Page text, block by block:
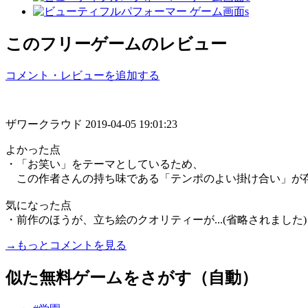
このフリーゲームのレビュー
コメント・レビューを追加する
ザワークラウド 2019-04-05 19:01:23
よかった点
・「お笑い」をテーマとしているため、
この作者さんの持ち味である「テンポのよい掛け合い」が
気になった点
・前作のほうが、立ち絵のクオリティーが...(省略されました)
→もっとコメントを見る
似た無料ゲームをさがす（自動）